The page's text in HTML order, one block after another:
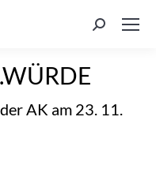
Search:
AK am 23. 11.